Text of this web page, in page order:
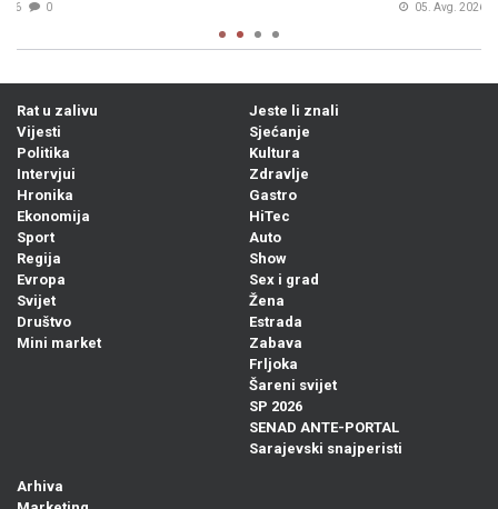
05. Avg. 2026
Rat u zalivu
Vijesti
Politika
Intervjui
Hronika
Ekonomija
Sport
Regija
Evropa
Svijet
Društvo
Mini market
Jeste li znali
Sjećanje
Kultura
Zdravlje
Gastro
HiTec
Auto
Show
Sex i grad
Žena
Estrada
Zabava
Frljoka
Šareni svijet
SP 2026
SENAD ANTE-PORTAL
Sarajevski snajperisti
Arhiva